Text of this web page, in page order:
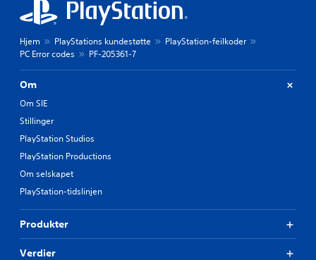
Hjem PlayStations kundestøtte
PlayStation-feilkoder
PC Error codes
PF-205361-7
Om
Om SIE
Stillinger
PlayStation Studios
PlayStation Productions
Om selskapet
PlayStation-tidslinjen
Produkter
Verdier